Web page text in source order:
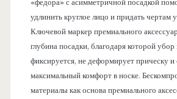
«федора» с асимметричной посадкой
удлинить круглое лицо и придать чертам
Ключевой маркер премиального
глубина посадки, благодаря которой
фиксируется, не деформирует прическу и
максимальный комфорт в носке.
материалы как основа премиального